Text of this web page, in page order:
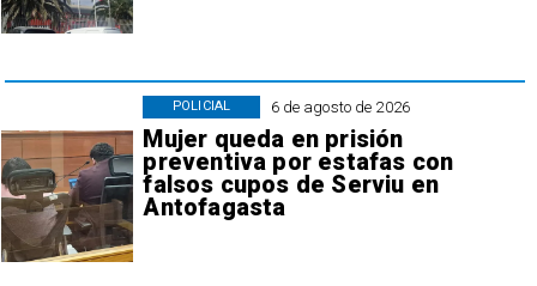
6 de agosto de 2026
Mujer queda en prisión
preventiva por estafas con
falsos cupos de Serviu en
Antofagasta
POLICIAL